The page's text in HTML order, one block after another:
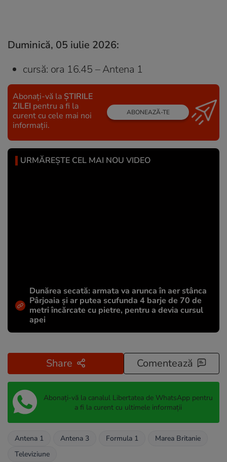
Duminică, 05 iulie 2026:
cursă: ora 16.45 – Antena 1
Abonați-vă la ȘTIRILE
ZILEI pentru a fi la
curent cu cele mai noi
informații.
ABONEAZĂ-TE
URMĂREȘTE CEL MAI NOU VIDEO
Dunărea secată: armata va arunca în aer stânca
Pârjoaia și ar putea scufunda 4 barje de 70 de
metri încărcate cu pietre, pentru a devia cursul
apei
Share Comentează
Abonați-vă la canalul Libertatea de WhatsApp pentru
a fi la curent cu ultimele informații
Antena 1 Antena 3 Formula 1
Marea Britanie
Televiziune